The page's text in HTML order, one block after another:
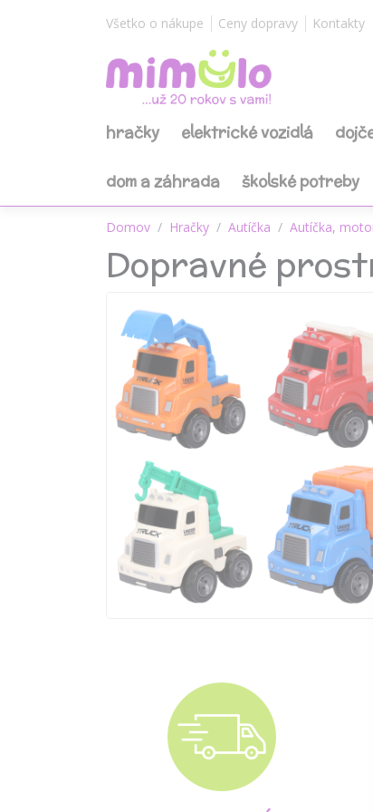
Všetko o nákupe Ceny dopravy Kontakty
hračky elektrické vozidlá
dom a záhrada školské potreby
Domov Hračky Autíčka Autíčka,
Dopravné